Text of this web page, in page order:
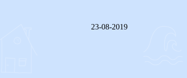
23-08-2019